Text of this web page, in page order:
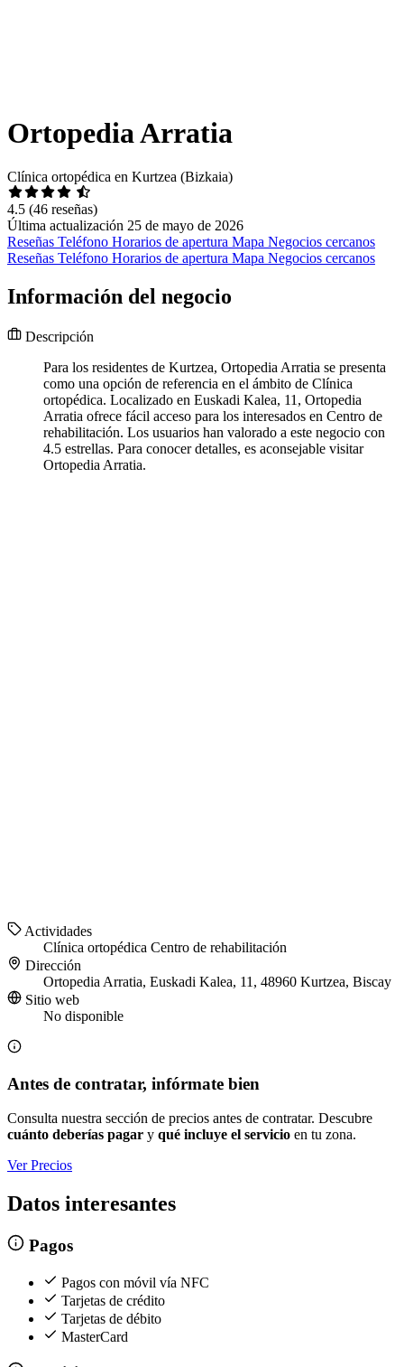
Ortopedia Arratia
Clínica ortopédica en Kurtzea (Bizkaia)
4.5 (46 reseñas)
Última actualización 25 de mayo de 2026
Reseñas Teléfono Horarios de apertura Mapa Negocios cercanos
Reseñas Teléfono Horarios de apertura Mapa Negocios cercanos
Información del negocio
Descripción
Para los residentes de Kurtzea, Ortopedia Arratia se presenta
como una opción de referencia en el ámbito de Clínica
ortopédica. Localizado en Euskadi Kalea, 11, Ortopedia
Arratia ofrece fácil acceso para los interesados en Centro de
rehabilitación. Los usuarios han valorado a este negocio con
4.5 estrellas. Para conocer detalles, es aconsejable visitar
Ortopedia Arratia.
Actividades
Clínica ortopédica Centro de rehabilitación
Dirección
Ortopedia Arratia, Euskadi Kalea, 11, 48960 Kurtzea, Biscay
Sitio web
No disponible
Antes de contratar, infórmate bien
Consulta nuestra sección de precios antes de contratar. Descubre
cuánto deberías pagar y qué incluye el servicio en tu zona.
Ver Precios
Datos interesantes
Pagos
Pagos con móvil vía NFC
Tarjetas de crédito
Tarjetas de débito
MasterCard